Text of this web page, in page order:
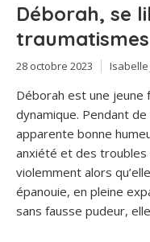
Déborah, se
28 octobre 2023 Isabelle
Déborah est une
dynamique. Pendant
apparente bonne
anxiété et des troubles
violemment alors
épanouie, en pleine
sans fausse pudeur,